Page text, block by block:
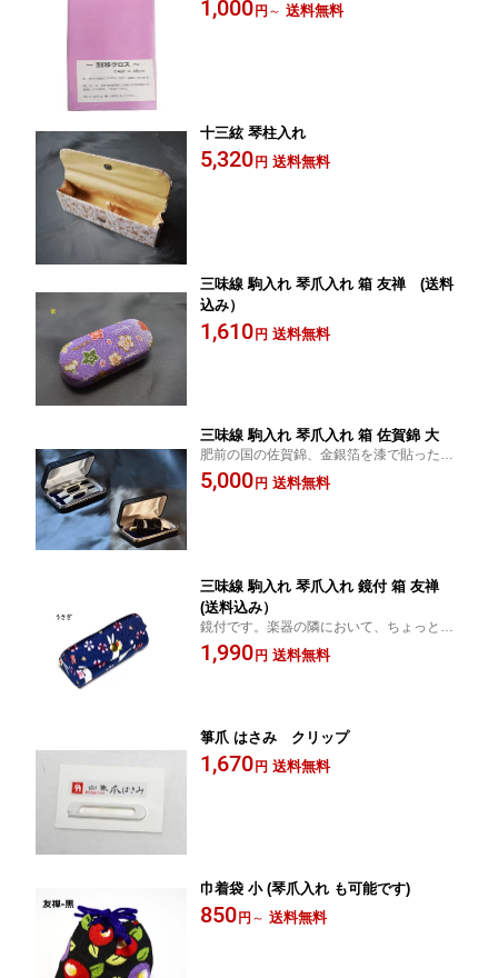
1,000 円 ～ 送料無料
十三絃 琴柱入れ
5,320 円 送料無料
三味線 駒入れ 琴爪入れ 箱 友禅 (送料
込み）
1,610 円 送料無料
三味線 駒入れ 琴爪入れ 箱 佐賀錦 大
肥前の国の佐賀錦、金銀箔を漆で貼った和
紙を細く糸にして作った錦。鹿島鍋島家柏
岡の方が、そばに置きたいと、こよなく愛
5,000 円 送料無料
三味線 駒入れ 琴爪入れ 鏡付 箱 友禅
(送料込み）
鏡付です。楽器の隣において、ちょっと気
になった時にチェック！
1,990 円 送料無料
箏爪 はさみ クリップ
1,670 円 送料無料
巾着袋 小 (琴爪入れ も可能です)
850 円 ～ 送料無料